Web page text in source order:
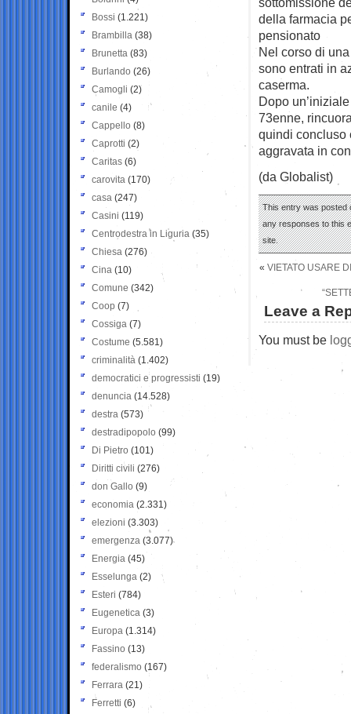
della farmacia
pensionato
Nel corso di
sono entrati in
caserma.
Dopo
73enne,
quindi concluso
aggravata in
(da Globalist)
This entry was posted
any responses to this
site.
« VIETATO USARE
Leave a
You must be
Bossi (1.221)
Brambilla (38)
Brunetta (83)
Burlando (26)
Camogli (2)
canile (4)
Cappello (8)
Caprotti (2)
Caritas (6)
carovita (170)
casa (247)
Casini (119)
Centrodestra in Liguria (35)
Chiesa (276)
Cina (10)
Comune (342)
Coop (7)
Cossiga (7)
Costume (5.581)
criminalità (1.402)
democratici e progressisti (19)
denuncia (14.528)
destra (573)
destradipopolo (99)
Di Pietro (101)
Diritti civili (276)
don Gallo (9)
economia (2.331)
elezioni (3.303)
emergenza (3.077)
Energia (45)
Esselunga (2)
Esteri (784)
Eugenetica (3)
Europa (1.314)
Fassino (13)
federalismo (167)
Ferrara (21)
Ferretti (6)